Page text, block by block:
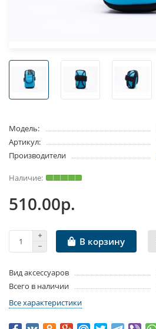
Модель:
Артикул:
Производители
510.00р.
В корзину
Вид аксессуаров
Всего в наличии
Все характеристики